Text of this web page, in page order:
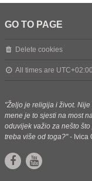
GO TO PAGE
Delete cookies
All times are UTC+02:00
"Željo je religija i život.
mene je to sjesti na most
oduvijek važio za nešto
treba više od toga?"- Ivica